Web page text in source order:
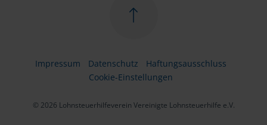
Impressum Datenschutz
Haftungsausschluss
Cookie-Einstellungen
© 2026 Lohnsteuerhilfeverein Vereinigte Lohnsteuerhilfe e.V.